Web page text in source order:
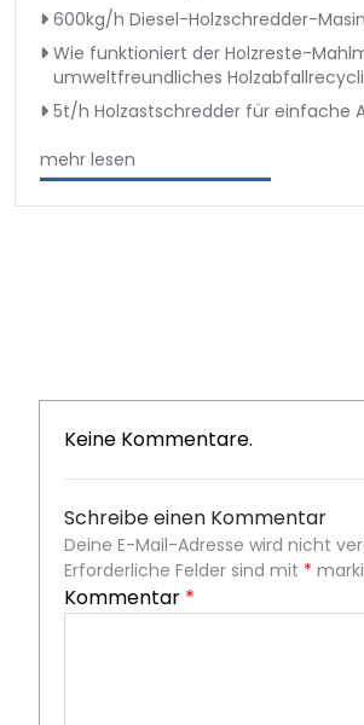
600kg/h Diesel-Holzschredder-
Wie funktioniert der Holzreste-
umweltfreundliches
5t/h Holzastschredder für einfache
mehr lesen
Keine Kommentare.
Schreibe einen Kommentar
Deine E-Mail-Adresse wird nicht
Erforderliche Felder sind mit *
Kommentar *